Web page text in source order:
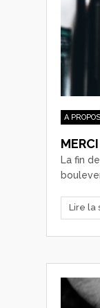
A PROPOS
La fin
Lire la